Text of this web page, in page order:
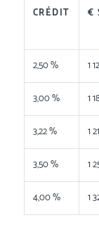
CRÉDIT
€
2,50 % 1
3,00 % 1
3,22 % 1
3,50 % 1
4,00 % 1